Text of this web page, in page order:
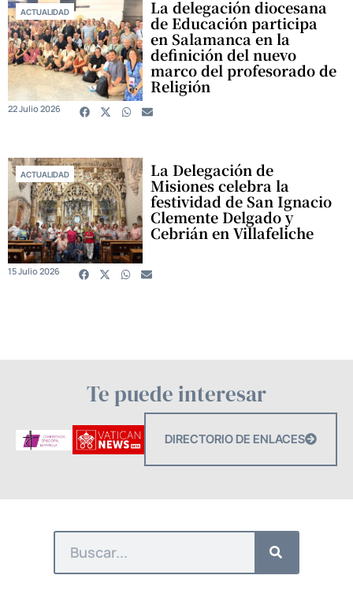
ACTUALIDAD La delegación diocesana
de Educación participa
en Salamanca en la
definición del nuevo
marco del profesorado de
Religión
22 Julio 2026
ACTUALIDAD La Delegación de
Misiones celebra la
festividad de San Ignacio
Clemente Delgado y
Cebrián en Villafeliche
15 Julio 2026
Te puede interesar
DIRECTORIO DE ENLACES